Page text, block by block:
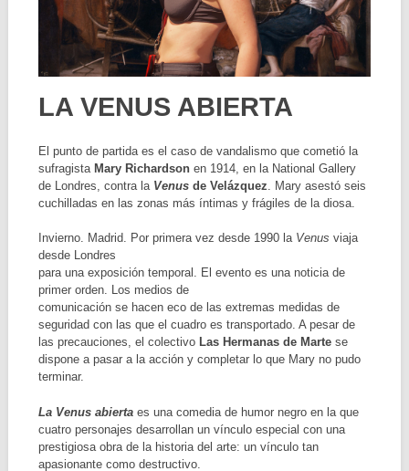
LA VENUS ABIERTA
El punto de partida es el caso de vandalismo que cometió la
sufragista Mary Richardsonen 1914, en la National Gallery
de Londres, contra la Venusde Velázquez . Mary asestó seis
cuchilladas en las zonas más íntimas y frágiles de la diosa.
Invierno. Madrid. Por primera vez desde 1990 la Venus viaja
desde Londres
para una exposición temporal. El evento es una noticia de
primer orden. Los medios de
comunicación se hacen eco de las extremas medidas de
seguridad con las que el cuadro es transportado. A pesar de
las precauciones, el colectivo Las Hermanas de Marte se
dispone a pasar a la acción y completar lo que Mary no pudo
terminar.
La Venus abiertaes una comedia de humor negro en la que
cuatro personajes desarrollan un vínculo especial con una
prestigiosa obra de la historia del arte: un vínculo tan
apasionante como destructivo.